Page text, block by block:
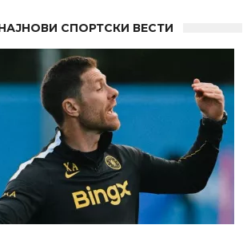
СПОРТСКИ ВЕСТИ